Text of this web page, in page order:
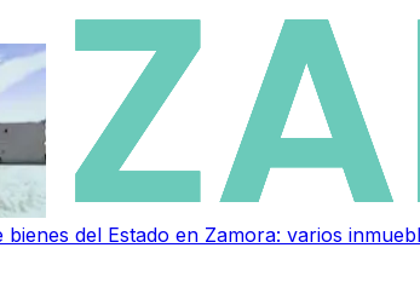
bienes del Estado en Zamora: varios